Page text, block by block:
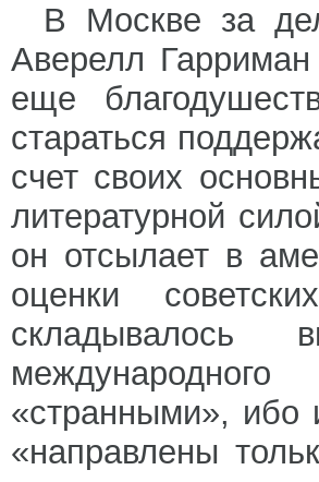
В Москве за
Аверелл
еще
стараться
счет своих
литературной
он отсылает в
оценки
складывалось
международного
«странными», ибо
«направлены